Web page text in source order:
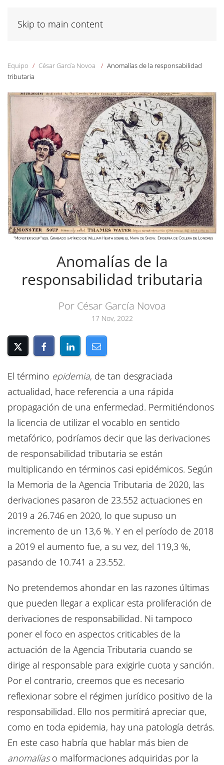
Skip to main content
Equipo César García Novoa
Anomalías de la responsabilidad
tributaria
Anomalías de la
responsabilidad tributaria
Por César García Novoa
17 Nov, 2022
El término epidemia, de tan desgraciada
actualidad, hace referencia a una rápida
propagación de una enfermedad. Permitiéndonos
la licencia de utilizar el vocablo en sentido
metafórico, podríamos decir que las derivaciones
de responsabilidad tributaria se están
multiplicando en términos casi epidémicos. Según
la Memoria de la Agencia Tributaria de 2020, las
derivaciones pasaron de 23.552 actuaciones en
2019 a 26.746 en 2020, lo que supuso un
incremento de un 13,6 %. Y en el período de 2018
a 2019 el aumento fue, a su vez, del 119,3 %,
pasando de 10.741 a 23.552.
No pretendemos ahondar en las razones últimas
que pueden llegar a explicar esta proliferación de
derivaciones de responsabilidad. Ni tampoco
poner el foco en aspectos criticables de la
actuación de la Agencia Tributaria cuando se
dirige al responsable para exigirle cuota y sanción.
Por el contrario, creemos que es necesario
reflexionar sobre el régimen jurídico positivo de la
responsabilidad. Ello nos permitirá apreciar que,
como en toda epidemia, hay una patología detrás.
En este caso habría que hablar más bien de
anomalíaso malformaciones adquiridas por la